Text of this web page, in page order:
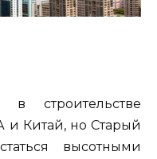
в строительстве
и Китай, но Старый
высотными